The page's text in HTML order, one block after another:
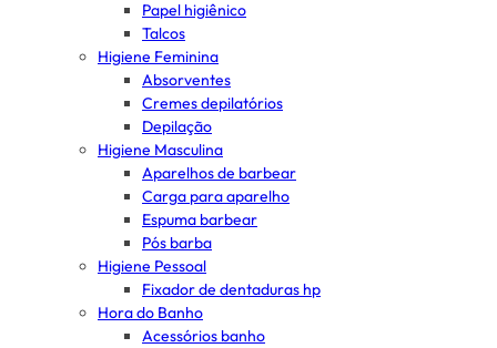
Papel higiênico
Talcos
Higiene Feminina
Absorventes
Cremes depilatórios
Depilação
Higiene Masculina
Aparelhos de barbear
Carga para aparelho
Espuma barbear
Pós barba
Higiene Pessoal
Fixador de dentaduras hp
Hora do Banho
Acessórios banho